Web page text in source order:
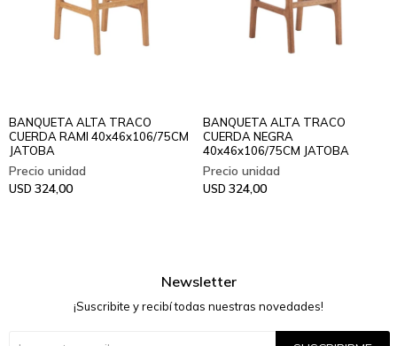
BANQUETA ALTA TRACO
CUERDA RAMI 40x46x106/75CM
JATOBA
USD 324,00
BANQUETA ALTA TRACO
CUERDA NEGRA
40x46x106/75CM JATOBA
USD 324,00
Newsletter
¡Suscribite y recibí todas nuestras novedades!